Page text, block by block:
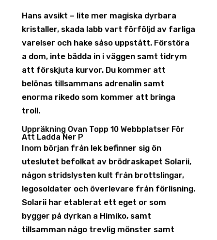
Hans avsikt – lite mer magiska dyrbara
kristaller, skada labb vart förföljd av farliga
varelser och hake såso uppstått. Förstöra
a dom, inte bädda in i väggen samt tidrym
att förskjuta kurvor. Du kommer att
belönas tillsammans adrenalin samt
enorma rikedo som kommer att bringa
troll.
Uppräkning Ovan Topp 10 Webbplatser För
Att Ladda Ner P
Inom början från lek befinner sig ön
uteslutet befolkat av brödraskapet Solarii,
någon stridslysten kult från brottslingar,
legosoldater och överlevare från förlisning.
Solarii har etablerat ett eget or som
bygger på dyrkan a Himiko, samt
tillsamman någo trevlig mönster samt